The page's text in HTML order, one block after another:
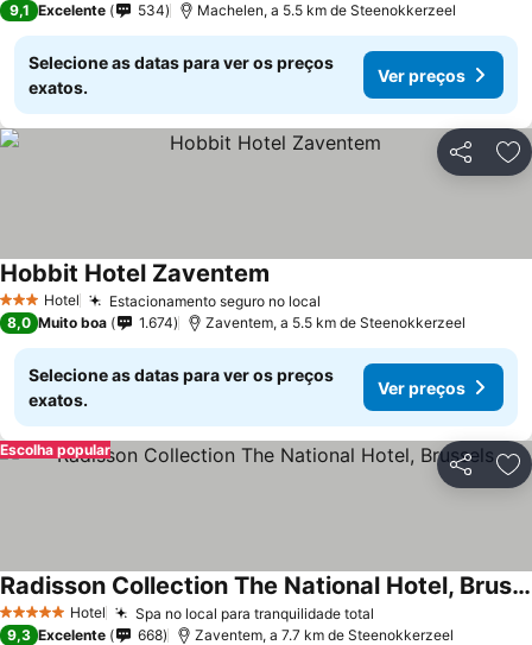
9,1 Excelente 534 Machelen, a 5.5 km de Steenokkerzeel
Selecione as datas para ver os preços
exatos.
Ver preços
Partilhar
3 EstrelasHotel Estacionamento seguro no local
Hobbit Hotel Zaventem
8,0 Muito boa 1.674 Zaventem, a 5.5 km de Steenokkerzeel
Selecione as datas para ver os preços
exatos.
Ver preços
Partilhar
Escolha popular
5 Estrelas Hotel Spa no local para tranquilidade total
Radisson Collection The National Hotel, Brussels
9,3 Excelente 668 Zaventem, a 7.7 km de Steenokkerzeel